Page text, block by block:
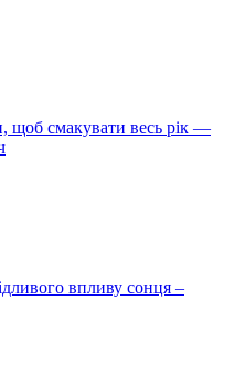
щоб смакувати весь рік —
впливу сонця –